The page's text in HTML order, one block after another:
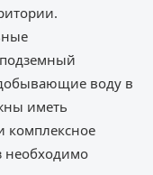
воду в
иметь
комплексное
необходимо